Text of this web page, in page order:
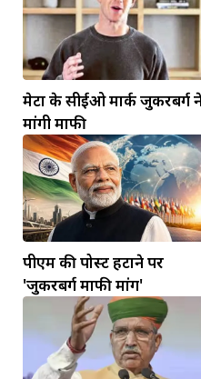
मेटा के सीईओ मार्क जुकरबर्ग
मांगी माफी
पीएम की पोस्ट हटाने पर
'जुकरबर्ग माफी मांगें'
धनु
बड़ी डील हाथ लग सकती
सुखद
सुख